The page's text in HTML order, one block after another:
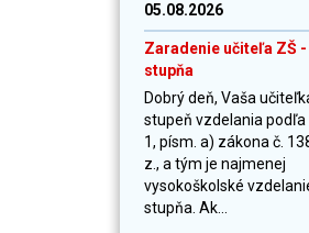
05.08.2026
Zaradenie učiteľa ZŠ -
stupňa
Dobrý deň, Vaša
stupeň vzdelania podľa
1, písm. a) zákona č.
z., a tým je najmenej
vysokoškolské
stupňa. Ak...